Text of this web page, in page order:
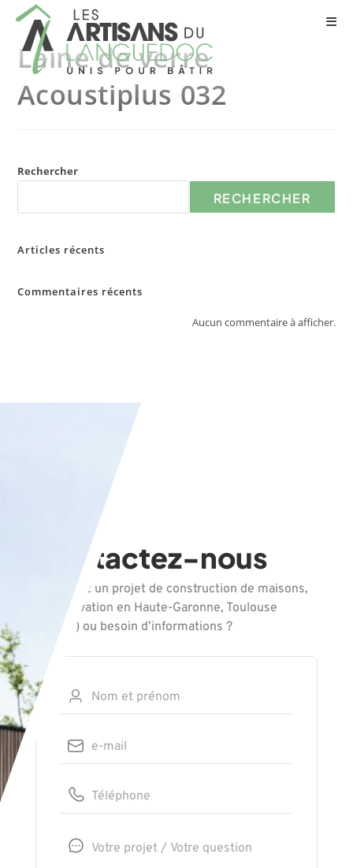
Laine de verre
Acoustiplus 032
Rechercher
RECHERCHER
Articles récents
Commentaires récents
Aucun commentaire à afficher.
Contactez-nous
Vous avez un projet de construction de maisons,
de rénovation en Haute-Garonne, Toulouse
(31000) ou besoin d’informations ?